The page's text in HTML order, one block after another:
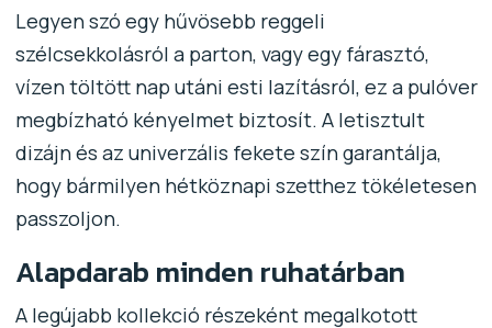
Legyen szó egy hűvösebb reggeli
szélcsekkolásról a parton, vagy egy fárasztó,
vízen töltött nap utáni esti lazításról, ez a pulóver
megbízható kényelmet biztosít. A letisztult
dizájn és az univerzális fekete szín garantálja,
hogy bármilyen hétköznapi szetthez tökéletesen
passzoljon.
Alapdarab minden ruhatárban
A legújabb kollekció részeként megalkotott